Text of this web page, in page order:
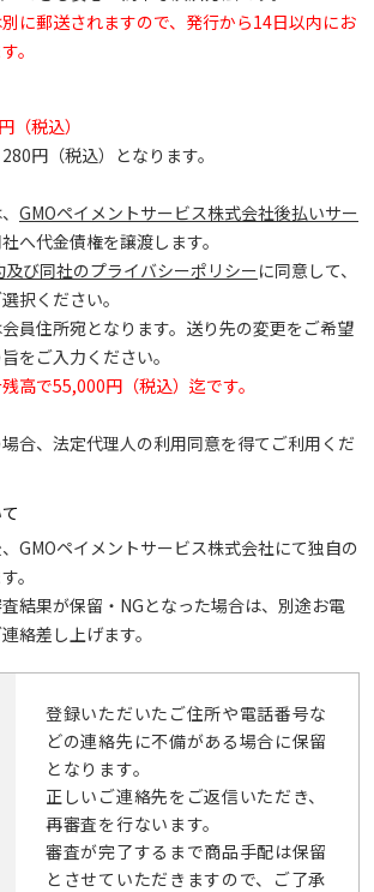
に郵送されますので、発行から14日以内にお
。
（税込）
円（税込）となります。
GMOペイメントサービス株式会社後払いサー
へ代金債権を譲渡します。
び同社のプライバシーポリシーに同意して、
択ください。
員住所宛となります。送り先の変更をご希望
をご入力ください。
高で55,000円（税込）迄です。
合、法定代理人の利用同意を得てご利用くだ
GMOペイメントサービス株式会社にて独自の
。
結果が保留・NGとなった場合は、別途お電
絡差し上げます。
登録いただいたご住所や電話番号な
どの連絡先に不備がある場合に保留
となります。
正しいご連絡先をご返信いただき、
再審査を行ないます。
審査が完了するまで商品手配は保留
とさせていただきますので、ご了承